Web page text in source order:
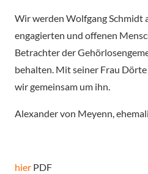
Wir werden Wolfgang Schmidt
engagierten und offenen
Betrachter der
behalten. Mit seiner Frau
wir gemeinsam um ihn.
Alexander von Meyenn,
hier PDF